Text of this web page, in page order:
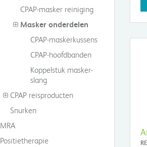
CPAP-masker reiniging
Masker onderdelen
CPAP-maskerkussens
CPAP-hoofdbanden
Koppelstuk masker-
slang
CPAP reisproducten
Snurken
MRA
Positietherapie